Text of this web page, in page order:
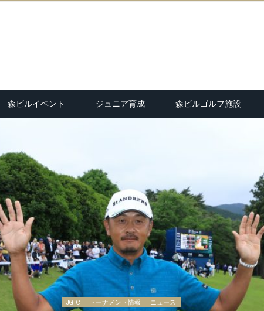
森ビルイベント ジュニア育成 森ビルゴルフ施設
JGTC トーナメント情報 ニュース